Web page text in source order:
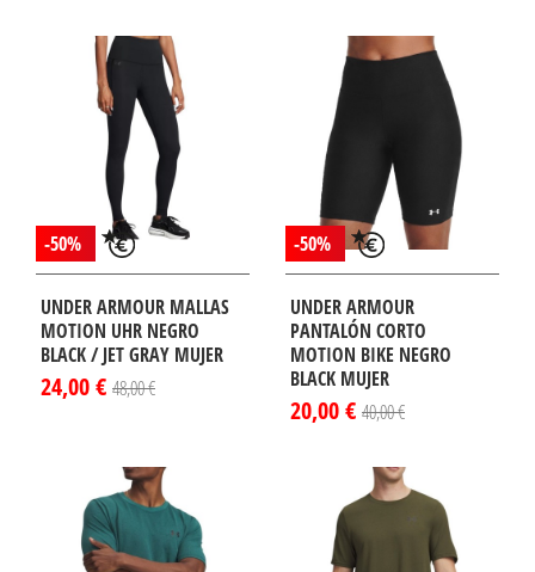
-50%
UNDER ARMOUR MALLAS
MOTION UHR NEGRO
BLACK / JET GRAY MUJER
24,00 € 48,00 €
-50%
UNDER ARMOUR
PANTALÓN CORTO
MOTION BIKE NEGRO
BLACK MUJER
20,00 € 40,00 €